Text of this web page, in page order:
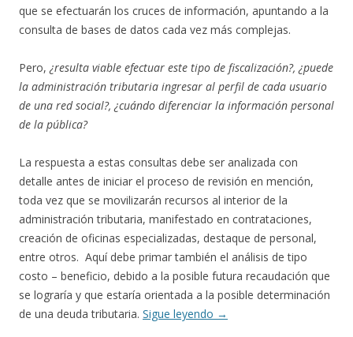
que se efectuarán los cruces de información, apuntando a la
consulta de bases de datos cada vez más complejas.
Pero, ¿resulta viable efectuar este tipo de fiscalización?, ¿puede
la administración tributaria ingresar al perfil de cada usuario
de una red social?, ¿cuándo diferenciar la información personal
de la pública?
La respuesta a estas consultas debe ser analizada con
detalle antes de iniciar el proceso de revisión en mención,
toda vez que se movilizarán recursos al interior de la
administración tributaria, manifestado en contrataciones,
creación de oficinas especializadas, destaque de personal,
entre otros. Aquí debe primar también el análisis de tipo
costo – beneficio, debido a la posible futura recaudación que
se lograría y que estaría orientada a la posible determinación
de una deuda tributaria. Sigue leyendo →